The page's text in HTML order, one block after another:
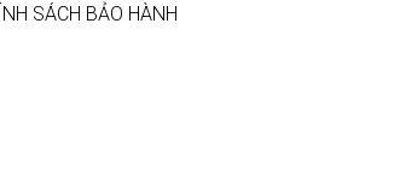
SÁCH BẢO HÀNH